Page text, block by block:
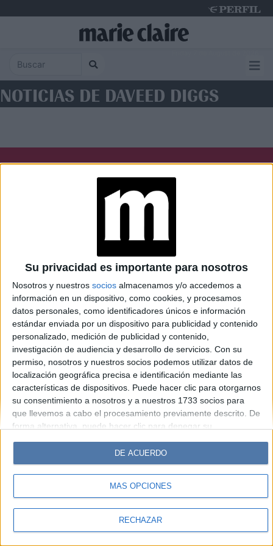
Su privacidad es importante para nosotros
Nosotros y nuestros socios almacenamos y/o accedemos a
información en un dispositivo, como cookies, y procesamos
datos personales, como identificadores únicos e información
estándar enviada por un dispositivo para publicidad y contenido
personalizado, medición de publicidad y contenido,
investigación de audiencia y desarrollo de servicios. Con su
permiso, nosotros y nuestros socios podemos utilizar datos de
localización geográfica precisa e identificación mediante las
características de dispositivos. Puede hacer clic para otorgarnos
su consentimiento a nosotros y a nuestros 1733 socios para
que llevemos a cabo el procesamiento previamente descrito. De
forma alternativa, puede hacer clic para denegar su
cambiar sus preferencias antes de otorgar su consentimiento.
Tenga en cuenta que algún procesamiento de sus datos
personales puede no requerir de su consentimiento, pero usted
tiene el derecho de rechazar tal procesamiento. Sus
sus preferencias o retirar su consentimiento en cualquier
MÁS OPCIONES
RECHAZAR
DE ACUERDO
NOTICIAS DE DAVEED DIGGS
Caras Noticias
Weekend Parabrisas
Look
Luz Mía Lunateen Break BATimes
© Perfil.com 2006-2019 - Todos los derechos reservados
Registro de Propiedad Intelectual: Nro. 5346433